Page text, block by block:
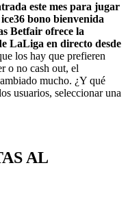
este mes para jugar
bono bienvenida
Betfair ofrece la
LaLiga en directo desde
los hay que prefieren
o no cash out, el
mucho. ¿Y qué
usuarios, seleccionar una
AL